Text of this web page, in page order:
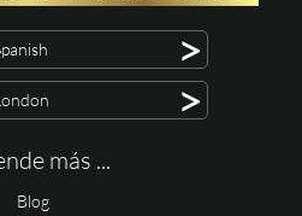
>
>
más ...
Blog